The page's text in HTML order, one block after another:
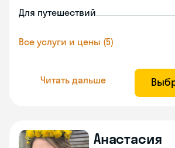
Для путешествий
Все услуги и цены (5)
Читать дальше
Анастасия